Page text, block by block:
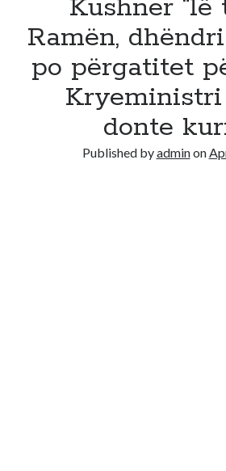
Kushner “lë
Ramën,
po përgatitet
Kryeministri
donte
Published byadminon